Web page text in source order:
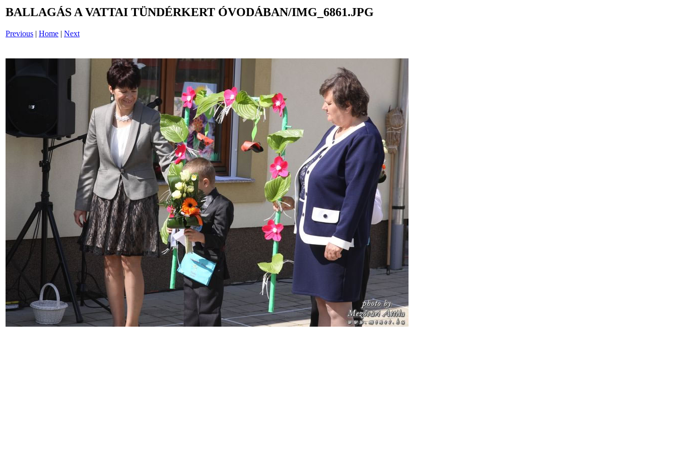
BALLAGÁS A VATTAI TÜNDÉRKERT ÓVODÁBAN/IMG_6861.JPG
Previous | Home | Next